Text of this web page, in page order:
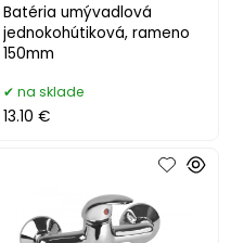
Batéria umývadlová
jednokohútiková, rameno
150mm
na sklade
13.10 €